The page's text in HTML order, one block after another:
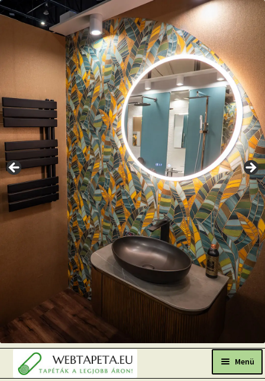
Ugrás
a
navigációhoz
Kilépés
a
tartalomba Menü